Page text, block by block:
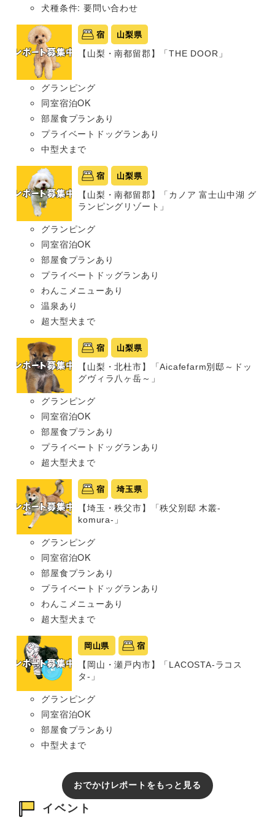
犬種条件: 要問い合わせ
宿 山梨県
【山梨・南都留郡】「THE DOOR」
グランピング
同室宿泊OK
部屋食プランあり
プライベートドッグランあり
中型犬まで
宿 山梨県
【山梨・南都留郡】「カノア 富士山中湖 グ
ランピングリゾート」
グランピング
同室宿泊OK
部屋食プランあり
プライベートドッグランあり
わんこメニューあり
温泉あり
超大型犬まで
宿 山梨県
【山梨・北杜市】「Aicafefarm別邸～ドッ
グヴィラ八ヶ岳～」
グランピング
同室宿泊OK
部屋食プランあり
プライベートドッグランあり
超大型犬まで
宿 埼玉県
【埼玉・秩父市】「秩父別邸 木叢-
komura-」
グランピング
同室宿泊OK
部屋食プランあり
プライベートドッグランあり
わんこメニューあり
超大型犬まで
岡山県 宿
【岡山・瀬戸内市】「LACOSTA-ラコス
タ-」
グランピング
同室宿泊OK
部屋食プランあり
中型犬まで
おでかけレポートをもっと見る
イベント